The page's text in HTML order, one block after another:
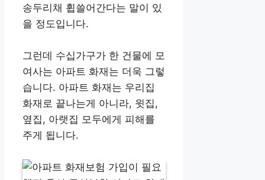
송두리채 휩쓸어간다는 말이 있
을 정도입니다.
그런데 수십가구가 한 건물에 모
여사는 아파트 화재는 더욱 그렇
습니다. 아파트 화재는 우리집
화재로 끝나는게 아니라, 윗집,
옆집, 아랫집 모두에게 피해를
주게 됩니다.